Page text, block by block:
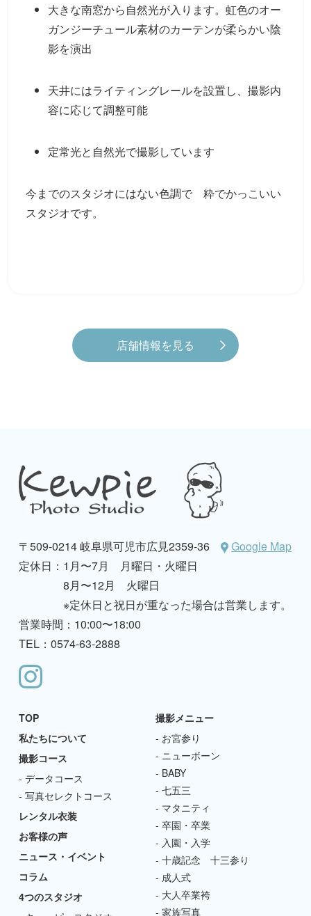
大きな南窓から自然光が入ります。虹色のオー
ガンジーチュール素材のカーテンが柔らかい陰
影を演出
天井にはライティングレールを設置し、撮影内
容に応じて調整可能
定常光と自然光で撮影しています
今までのスタジオにはない色調で 粋でかっこいい
スタジオです。
店舗情報を見る
〒509-0214 岐阜県可児市広見2359-36
Google Map
定休日： 1月〜7月 月曜日・火曜日
8月〜12月 火曜日
※定休日と祝日が重なった場合は営業します。
営業時間：10:00〜18:00
TEL：0574-63-2888
TOP
私たちについて
撮影コース
データコース
写真セレクトコース
レンタル衣装
お客様の声
ニュース・イベント
コラム
4つのスタジオ
撮影メニュー
お宮参り
ニューボーン
BABY
七五三
マタニティ
卒園・卒業
入園・入学
十歳記念 十三参り
成人式
大人卒業袴
家族写真